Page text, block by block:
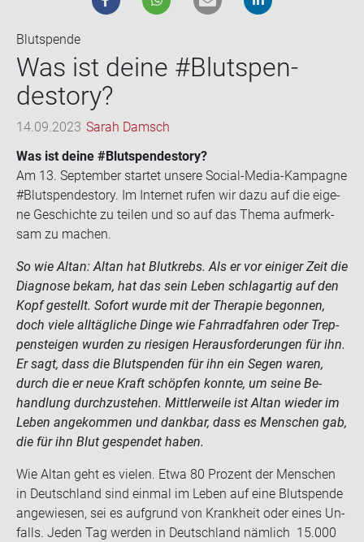
Blutspende
Was ist deine #Blut­spen­
desto­ry?
14.09.2023 Sarah Damsch
Was ist deine #Blut­spen­desto­ry?
Am 13. Sep­tem­ber star­tet un­se­re Social-​Media-Kampagne
#Blut­spen­desto­ry. Im In­ter­net rufen wir dazu auf die ei­ge­
ne Ge­schich­te zu tei­len und so auf das Thema auf­merk­
sam zu ma­chen.
So wie Altan: Altan hat Blut­krebs. Als er vor ei­ni­ger Zeit die
Dia­gno­se bekam, hat das sein Leben schlag­ar­tig auf den
Kopf ge­stellt. So­fort wurde mit der The­ra­pie be­gon­nen,
doch viele all­täg­li­che Dinge wie Fahr­rad­fah­ren oder Trep­
pen­stei­gen wur­den zu rie­si­gen Her­aus­for­de­run­gen für ihn.
Er sagt, dass die Blut­spen­den für ihn ein Segen waren,
durch die er neue Kraft schöp­fen konn­te, um seine Be­
hand­lung durch­zu­ste­hen. Mitt­ler­wei­le ist Altan wie­der im
Leben an­ge­kom­men und dank­bar, dass es Men­schen gab,
die für ihn Blut ge­spen­det haben.
Wie Altan geht es vie­len. Etwa 80 Pro­zent der Men­schen
in Deutsch­land sind ein­mal im Leben auf eine Blut­spen­de
an­ge­wie­sen, sei es auf­grund von Krank­heit oder eines Un­
falls. Jeden Tag wer­den in Deutsch­land näm­lich 15.000